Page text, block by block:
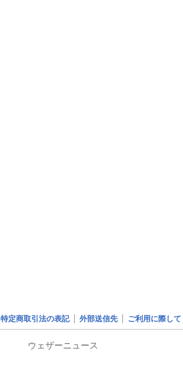
特定商取引法の表記 外部送信先 ご利用に際して
ウェザーニュース